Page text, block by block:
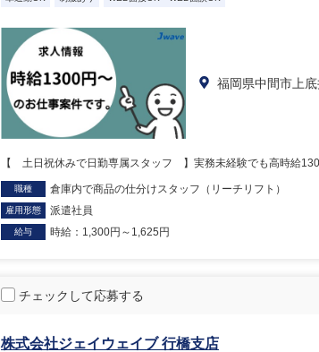
福岡県中間市上
【 土日祝休みで日勤専属スタッフ 】実務未経験でも高時給
職種 倉庫内で商品の仕分けスタッフ（リーチリフト）
雇用形態 派遣社員
給与 時給：1,300円～1,625円
チェックして応募する
株式会社ジェイウェイブ 行橋支店